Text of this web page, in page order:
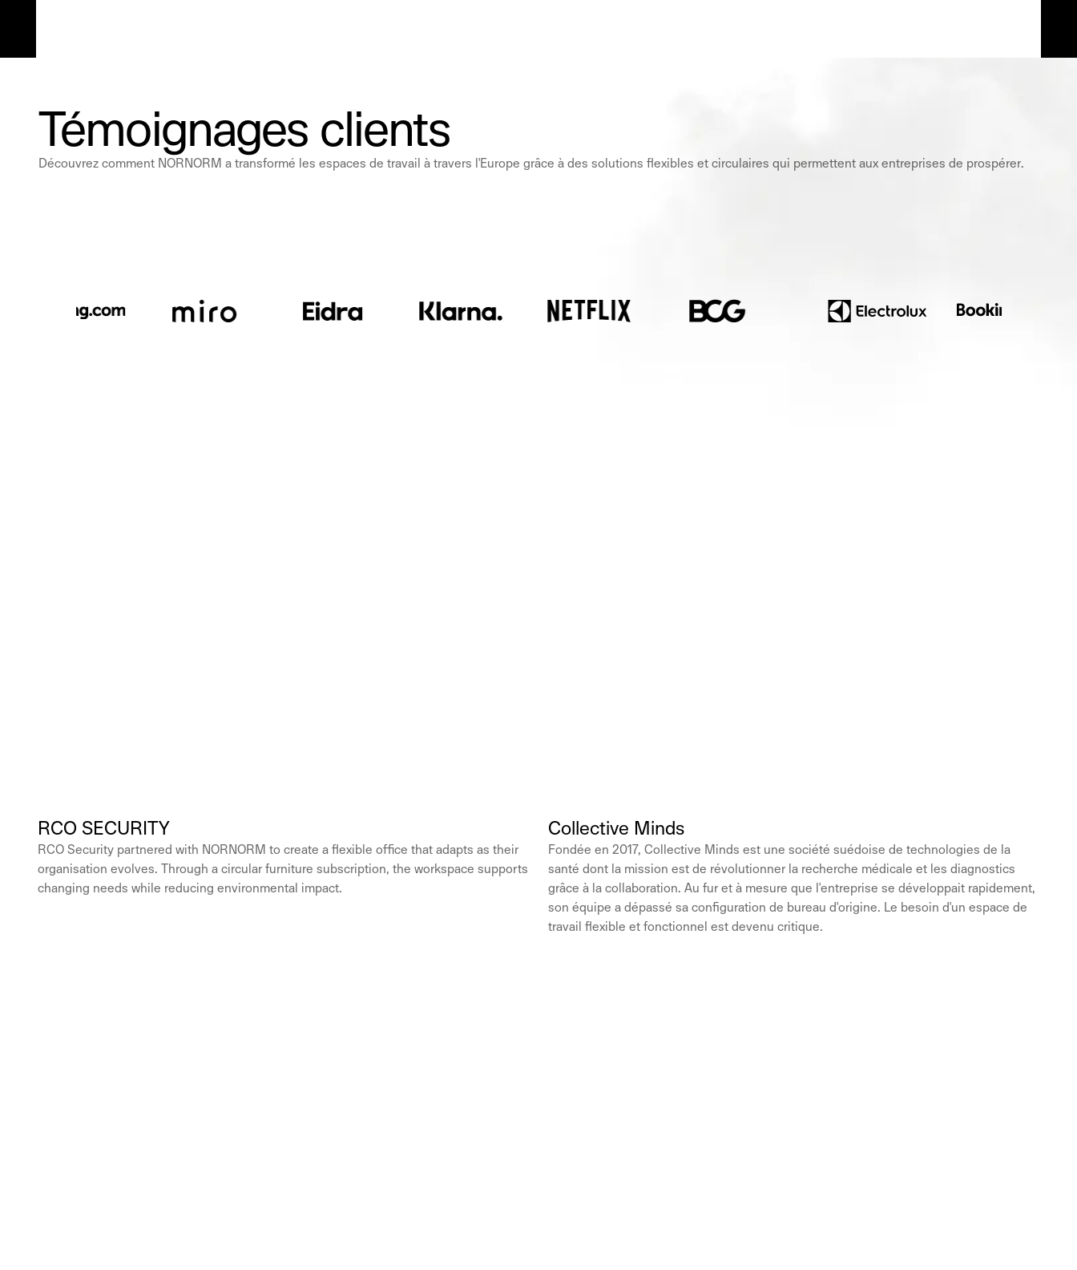
Témoignages clients
Découvrez comment NORNORM a transformé les espaces de travail à travers l'Europe grâce à des solutions flexibles et circulaires qui permettent aux entreprises de prospérer.
RCO SECURITY
RCO Security partnered with NORNORM to create a flexible office that adapts as their
organisation evolves. Through a circular furniture subscription, the workspace supports
changing needs while reducing environmental impact.
Collective Minds
Fondée en 2017, Collective Minds est une société suédoise de technologies de la
santé dont la mission est de révolutionner la recherche médicale et les diagnostics
grâce à la collaboration. Au fur et à mesure que l'entreprise se développait rapidement,
son équipe a dépassé sa configuration de bureau d'origine. Le besoin d'un espace de
travail flexible et fonctionnel est devenu critique.